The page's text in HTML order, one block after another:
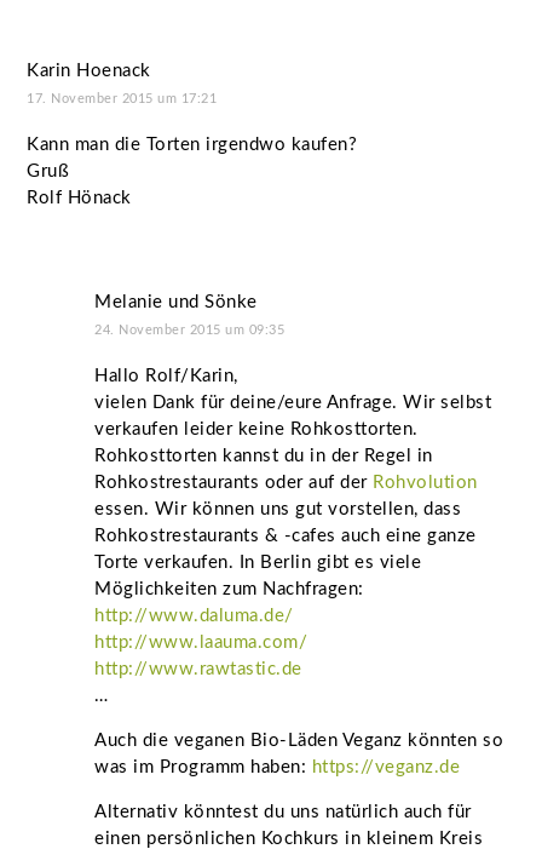
Karin Hoenack
17. November 2015 um 17:21
Kann man die Torten irgendwo kaufen?
Gruß
Rolf Hönack
Melanie und Sönke
24. November 2015 um 09:35
Hallo Rolf/Karin,
vielen Dank für deine/eure Anfrage. Wir selbst
verkaufen leider keine Rohkosttorten.
Rohkosttorten kannst du in der Regel in
Rohkostrestaurants oder auf der Rohvolution
essen. Wir können uns gut vorstellen, dass
Rohkostrestaurants & -cafes auch eine ganze
Torte verkaufen. In Berlin gibt es viele
Möglichkeiten zum Nachfragen:
http://www.daluma.de/
http://www.laauma.com/
http://www.rawtastic.de
…
Auch die veganen Bio-Läden Veganz könnten so
was im Programm haben: https://veganz.de
Alternativ könntest du uns natürlich auch für
einen persönlichen Kochkurs in kleinem Kreis